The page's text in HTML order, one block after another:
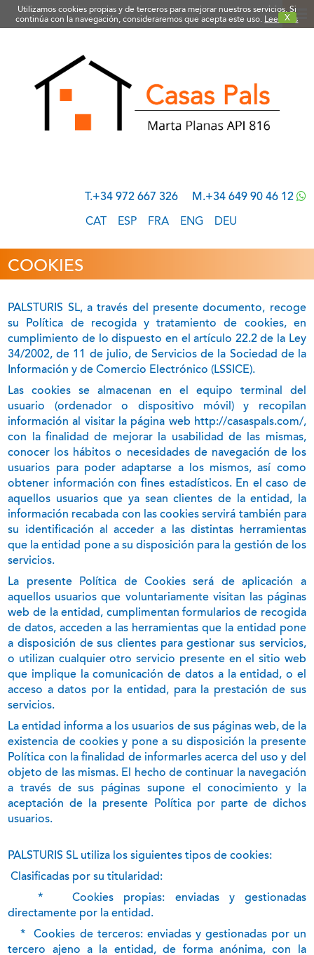
Utilizamos cookies propias y de terceros para mejorar nuestros servicios. Si
continúa con la navegación, consideraremos que acepta este uso.
X
Leer más
M.+34 649 90 46 12
T.+34 972 667 326
CAT ESP FRA ENG DEU
COOKIES
PALSTURIS SL, a través del presente documento, recoge
su Política de recogida y tratamiento de cookies, en
cumplimiento de lo dispuesto en el artículo 22.2 de la Ley
34/2002, de 11 de julio, de Servicios de la Sociedad de la
Información y de Comercio Electrónico (LSSICE).
Las cookies se almacenan en el equipo terminal del
usuario (ordenador o dispositivo móvil) y recopilan
información al visitar la página web http://casaspals.com/,
con la finalidad de mejorar la usabilidad de las mismas,
conocer los hábitos o necesidades de navegación de los
usuarios para poder adaptarse a los mismos, así como
obtener información con fines estadísticos. En el caso de
aquellos usuarios que ya sean clientes de la entidad, la
información recabada con las cookies servirá también para
su identificación al acceder a las distintas herramientas
que la entidad pone a su disposición para la gestión de los
servicios.
La presente Política de Cookies será de aplicación a
aquellos usuarios que voluntariamente visitan las páginas
web de la entidad, cumplimentan formularios de recogida
de datos, acceden a las herramientas que la entidad pone
a disposición de sus clientes para gestionar sus servicios,
o utilizan cualquier otro servicio presente en el sitio web
que implique la comunicación de datos a la entidad, o el
acceso a datos por la entidad, para la prestación de sus
servicios.
La entidad informa a los usuarios de sus páginas web, de la
existencia de cookies y pone a su disposición la presente
Política con la finalidad de informarles acerca del uso y del
objeto de las mismas. El hecho de continuar la navegación
a través de sus páginas supone el conocimiento y la
aceptación de la presente Política por parte de dichos
usuarios.
PALSTURIS SL utiliza los siguientes tipos de cookies:
Clasificadas por su titularidad:
*
Cookies propias: enviadas y gestionadas
directamente por la entidad.
*
Cookies de terceros: enviadas y gestionadas por un
tercero ajeno a la entidad, de forma anónima, con la